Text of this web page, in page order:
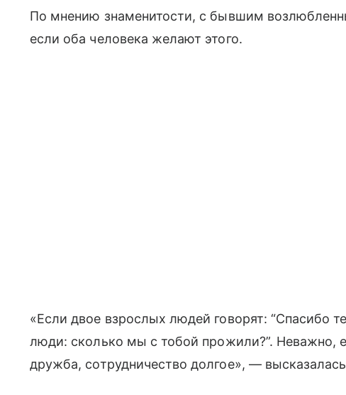
По мнению знаменитости, с бывшим
если оба человека желают этого.
«Если двое взрослых людей говорят: “Спасибо
люди: сколько мы с тобой прожили?”. Неважно,
дружба, сотрудничество долгое», —